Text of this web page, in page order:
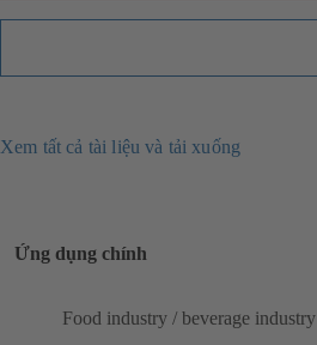
Xem tất cả tài liệu và tải xuống
Ứng dụng chính
Food industry / beverage industry